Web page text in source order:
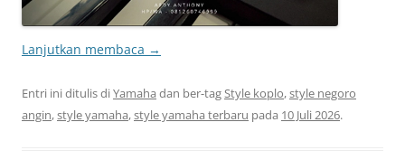
Lanjutkan membaca →
Entri ini ditulis diYamaha dan ber-tagStyle koplo,style negoro
angin,style yamaha,style yamaha terbaru pada 10 Juli 2026.